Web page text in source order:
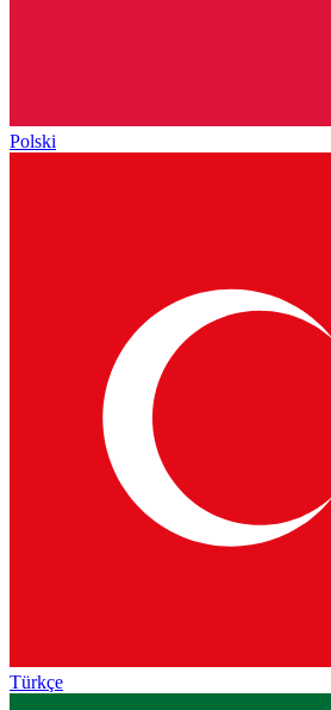
Polski
Türkçe